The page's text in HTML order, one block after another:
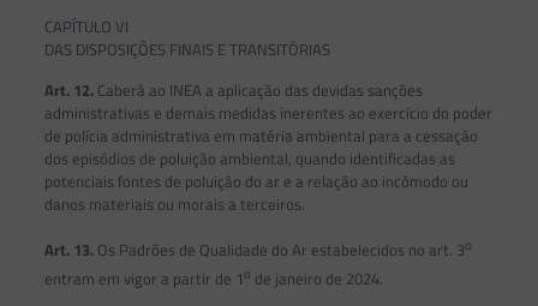
CAPÍTULO VI
DAS DISPOSIÇÕES FINAIS E TRANSITÓRIAS
Art. 12.Caberá ao INEA a aplicação das devidas sanções
administrativas e demais medidas inerentes ao exercício do poder
de polícia administrativa em matéria ambiental para a cessação
dos episódios de poluição ambiental, quando identificadas as
potenciais fontes de poluição do ar e a relação ao incômodo ou
danos materiais ou morais a terceiros.
Art. 13.Os Padrões de Qualidade do Ar estabelecidos no art. 3o
entram em vigor a partir de 1o de janeiro de 2024.